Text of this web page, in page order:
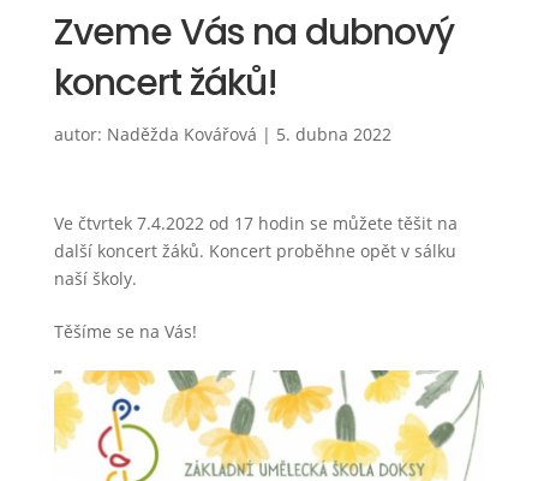
Zveme Vás na dubnový
koncert žáků!
autor: Naděžda Kovářová | 5. dubna 2022
Ve čtvrtek 7.4.2022 od 17 hodin se můžete těšit na
další koncert žáků. Koncert proběhne opět v sálku
naší školy.
Těšíme se na Vás!